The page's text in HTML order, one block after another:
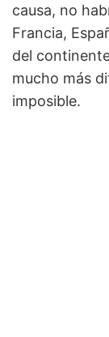
causa, no
Francia,
del
mucho más
imposible.